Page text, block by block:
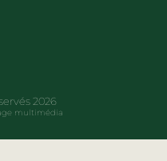
2026
multimédia